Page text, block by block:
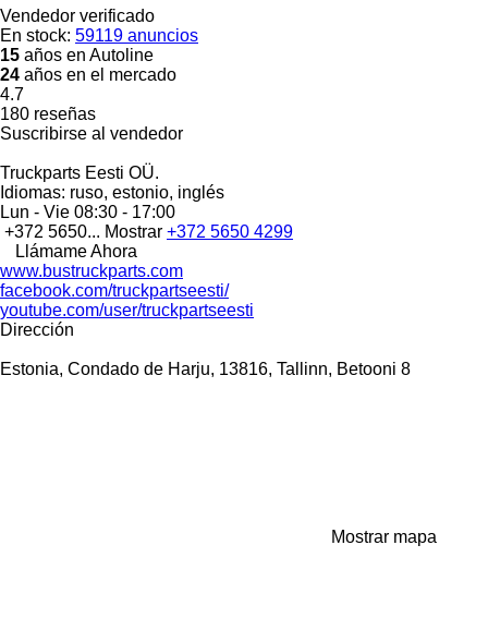
Vendedor verificado
En stock: 59119 anuncios
15 años en Autoline
24 años en el mercado
4.7
180 reseñas
Suscribirse al vendedor
Truckparts Eesti OÜ.
Idiomas: ruso, estonio, inglés
Lun - Vie 08:30 - 17:00
+372 5650... Mostrar +372 5650 4299
Llámame Ahora
www.bustruckparts.com
facebook.com/truckpartseesti/
youtube.com/user/truckpartseesti
Dirección
Estonia, Condado de Harju, 13816, Tallinn, Betooni 8
Mostrar mapa